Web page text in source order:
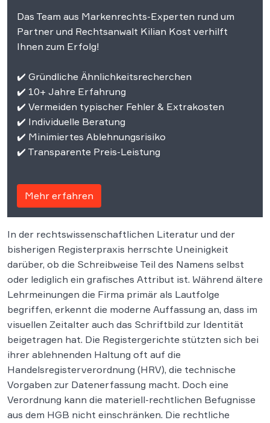
Das Team aus Markenrechts-Experten rund um
Partner und Rechtsanwalt Kilian Kost verhilft
Ihnen zum Erfolg!
✔️ Gründliche Ähnlichkeitsrecherchen
✔️ 10+ Jahre Erfahrung
✔️ Vermeiden typischer Fehler & Extrakosten
✔️ Individuelle Beratung
✔️ Minimiertes Ablehnungsrisiko
✔️ Transparente Preis-Leistung
Mehr erfahren
In der rechtswissenschaftlichen Literatur und der
bisherigen Registerpraxis herrschte Uneinigkeit
darüber, ob die Schreibweise Teil des Namens selbst
oder lediglich ein grafisches Attribut ist. Während ältere
Lehrmeinungen die Firma primär als Lautfolge
begriffen, erkennt die moderne Auffassung an, dass im
visuellen Zeitalter auch das Schriftbild zur Identität
beigetragen hat. Die Registergerichte stützten sich bei
ihrer ablehnenden Haltung oft auf die
Handelsregisterverordnung (HRV), die technische
Vorgaben zur Datenerfassung macht. Doch eine
Verordnung kann die materiell-rechtlichen Befugnisse
aus dem HGB nicht einschränken. Die rechtliche